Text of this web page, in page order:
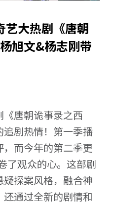
艺大热剧《唐朝
旭文&杨志刚带
唐朝诡事录之西
剧热情！第一季播
而今年的第二季更
了观众的心。这部剧
探案风格，融合神
通过全新的剧情和